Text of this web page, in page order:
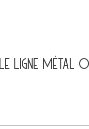
ligne métal